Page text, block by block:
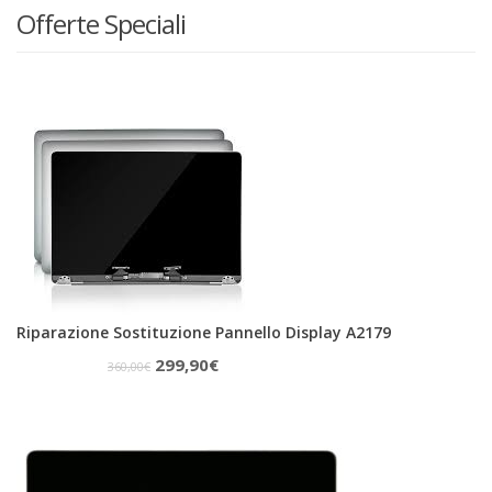
Offerte Speciali
Riparazione Sostituzione Pannello Display A2179
360,00€ Il
era:
299,90€Il
è: